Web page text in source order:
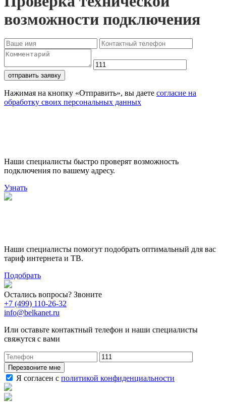
возможности подключения
отправить заявку
Нажимая на кнопку «Отправить», вы даете согласие на
обработку своих персональных данных
Наши специалисты быстро проверят возможность
подключения по вашему адресу.
Узнать
Наши специалисты помогут подобрать оптимальный для вас
тариф интернета и ТВ.
Подобрать
Остались вопросы? Звоните
+7 (499) 110-26-32
info@belkanet.ru
Или оставьте контактный телефон и наши специалисты
свяжутся с вами
Перезвоните мне
Я согласен с политикой конфиденциальности